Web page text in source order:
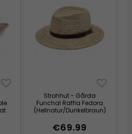
Strohhut - Gårda
Funchal Raffia Fedora
(Hellnatur/Dunkelbraun)
€69.99